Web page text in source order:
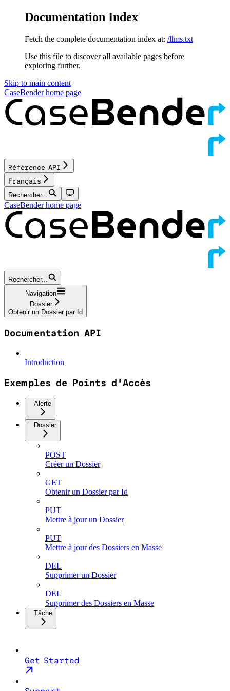
Documentation Index
Fetch the complete documentation index at: /llms.txt
Use this file to discover all available pages before
exploring further.
Skip to main content
CaseBenderhome page
Référence API
Français
Rechercher...
CaseBenderhome page
Rechercher...
Navigation
Dossier
Obtenir un Dossier par Id
Documentation API
Introduction
Exemples de Points d'Accès
Alerte
Dossier
POST
Créer un Dossier
GET
Obtenir un Dossier par Id
PUT
Mettre à jour un Dossier
PUT
Mettre à jour des Dossiers en Masse
DEL
Supprimer un Dossier
DEL
Supprimer des Dossiers en Masse
Tâche
Get Started